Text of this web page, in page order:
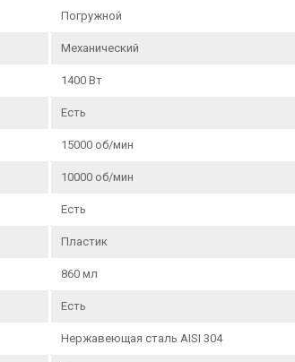
Погружной
Механический
1400 Вт
Есть
15000 об/мин
10000 об/мин
Есть
Пластик
860 мл
Есть
Нержавеющая сталь AISI 304